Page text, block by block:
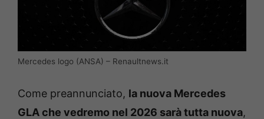
Mercedes logo (ANSA) – Renaultnews.it
Come preannunciato, la nuova Mercedes
GLA che vedremo nel 2026 sarà tutta nuova,